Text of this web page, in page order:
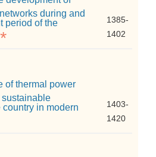
during and
period of the
*
1385-
1402
of thermal power
in modern
1403-
1420